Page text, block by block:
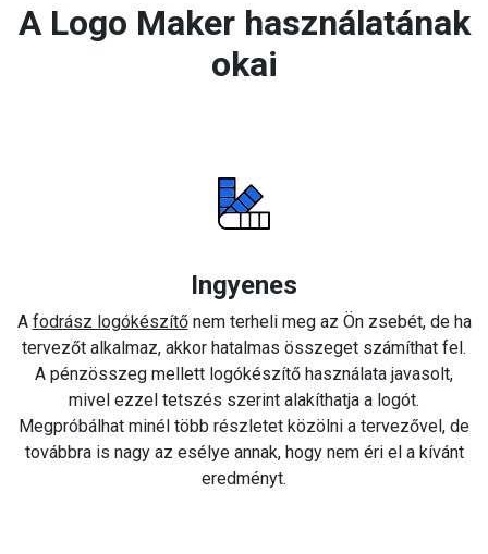
A Logo Maker használatának
okai
Ingyenes
A fodrász logókészítőnem terheli meg az Ön zsebét, de ha
tervezőt alkalmaz, akkor hatalmas összeget számíthat fel.
A pénzösszeg mellett logókészítő használata javasolt,
mivel ezzel tetszés szerint alakíthatja a logót.
Megpróbálhat minél több részletet közölni a tervezővel, de
továbbra is nagy az esélye annak, hogy nem éri el a kívánt
eredményt.